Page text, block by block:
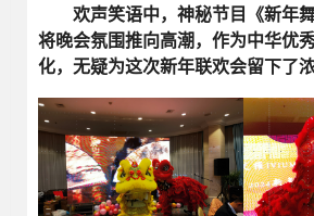
欢声笑语中，神秘节目《新年
将晚会氛围推向高潮，作为中华优
化，无疑为这次新年联欢会留下了浓